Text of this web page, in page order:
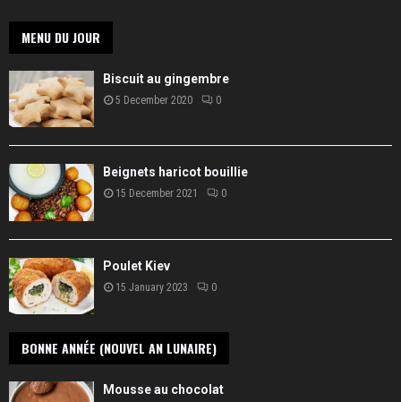
MENU DU JOUR
Biscuit au gingembre
5 December 2020 0
Beignets haricot bouillie
15 December 2021 0
Poulet Kiev
15 January 2023 0
BONNE ANNÉE (NOUVEL AN LUNAIRE)
Mousse au chocolat